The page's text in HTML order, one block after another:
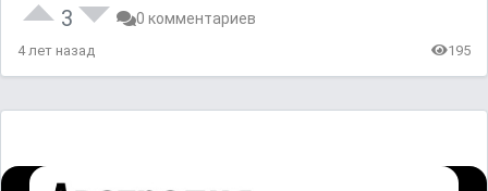
3 0 комментариев
4 лет назад 195